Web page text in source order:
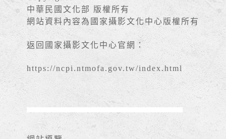
中華民國文化部 版權所有
網站資料內容為國家攝影文化中心版權所有
返回國家攝影文化中心官網：
https://ncpi.ntmofa.gov.tw/index.html